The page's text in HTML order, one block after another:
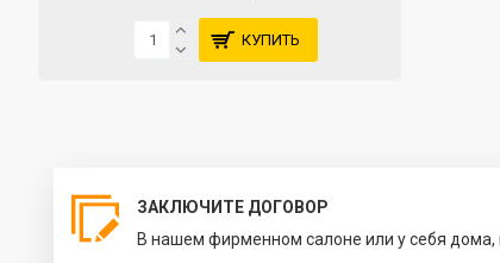
КУПИТЬ
ЗАКЛЮЧИТЕ ДОГОВОР
В нашем фирменном салоне или у себя дома,